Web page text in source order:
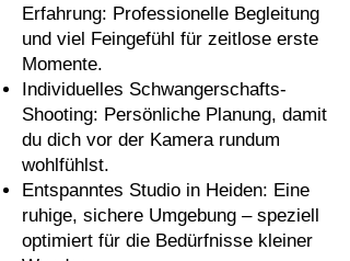
Erfahrung: Professionelle Begleitung
und viel Feingefühl für zeitlose erste
Momente.
Individuelles Schwangerschafts-
Shooting: Persönliche Planung, damit
du dich vor der Kamera rundum
wohlfühlst.
Entspanntes Studio in Heiden: Eine
ruhige, sichere Umgebung – speziell
optimiert für die Bedürfnisse kleiner